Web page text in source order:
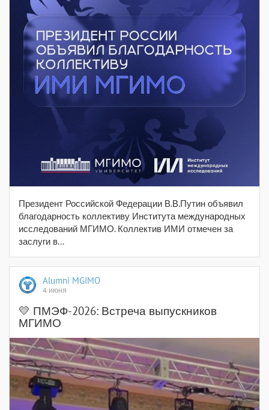
Президент Российской Федерации В.В.Путин объявил
благодарность коллективу Института международных
исследований МГИМО. Коллектив ИМИ отмечен за
заслуги в...
Alumni MGIMO
4 июня
💛 ПМЭФ-2026: Встреча выпускников
МГИМО